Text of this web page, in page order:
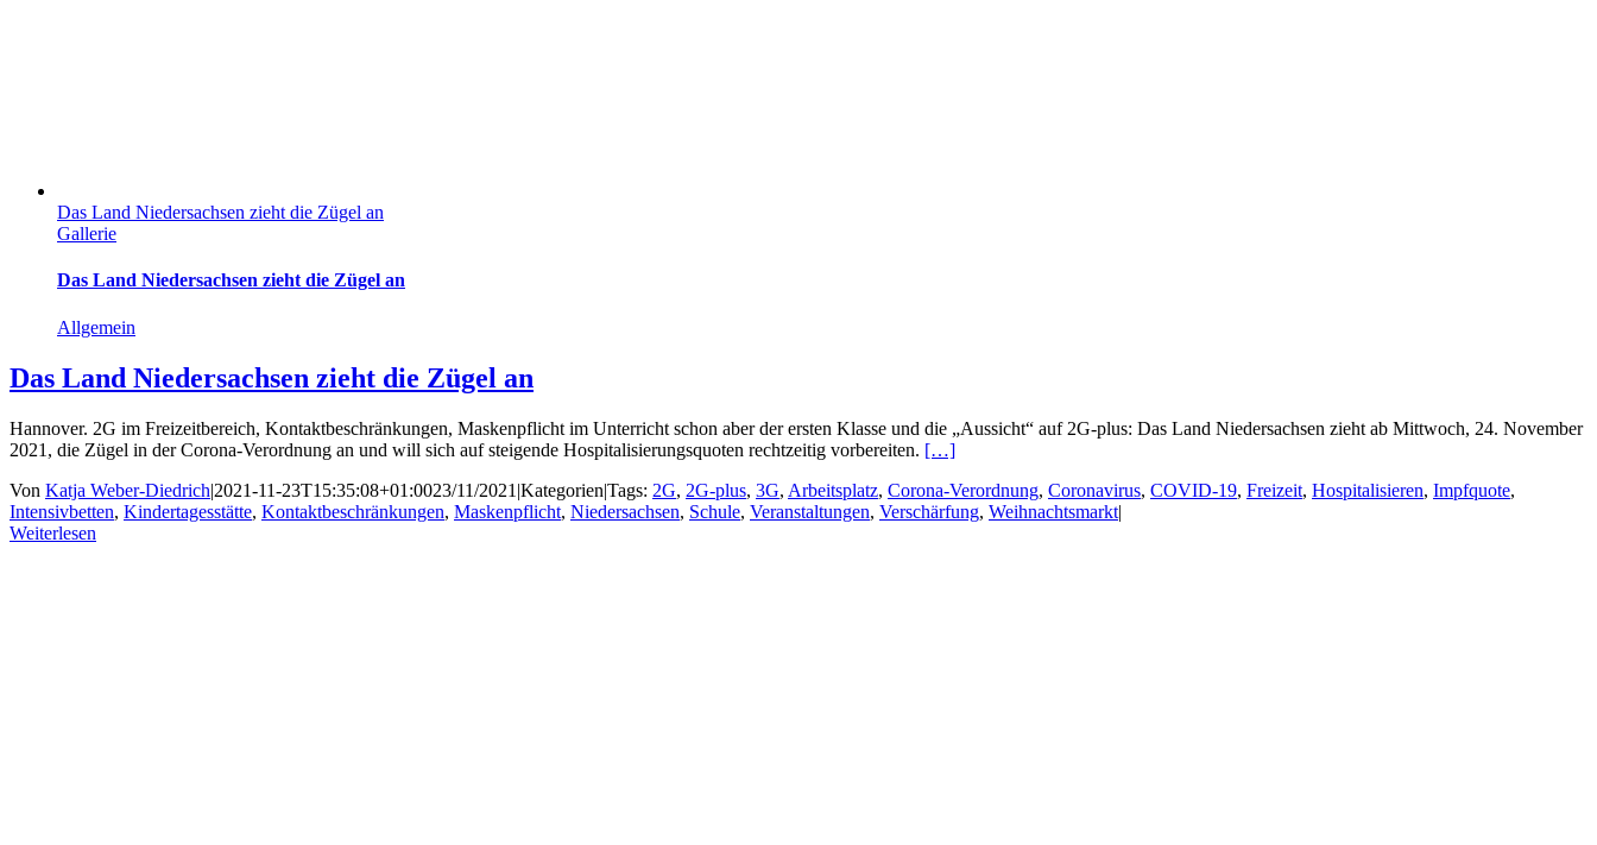
Das Land Niedersachsen zieht die Zügel an
Gallerie
Das Land Niedersachsen zieht die Zügel an
Allgemein
Das Land Niedersachsen zieht die Zügel an
Hannover. 2G im Freizeitbereich, Kontaktbeschränkungen, Maskenpflicht im Unterricht schon aber der ersten Klasse und die „Aussicht“ auf 2G-plus: Das Land Niedersachsen zieht ab Mittwoch, 24. November
2021, die Zügel in der Corona-Verordnung an und will sich auf steigende Hospitalisierungsquoten rechtzeitig vorbereiten. […]
Von Katja Weber-Diedrich|2021-11-23T15:35:08+01:0023/11/2021 |Kategorien|Tags: 2G, 2G-plus, 3G, Arbeitsplatz, Corona-Verordnung, Coronavirus, COVID-19, Freizeit, Hospitalisieren, Impfquote,
Intensivbetten, Kindertagesstätte, Kontaktbeschränkungen, Maskenpflicht, Niedersachsen, Schule, Veranstaltungen, Verschärfung, Weihnachtsmarkt|
Weiterlesen